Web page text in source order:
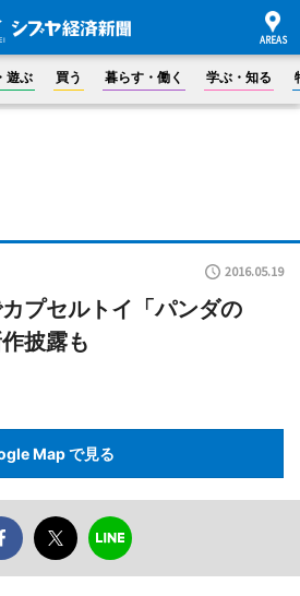
遊ぶ 買う 暮らす・働く 学ぶ・知る
2016.05.19
プセルトイ「パンダの
披露も
Map で見る